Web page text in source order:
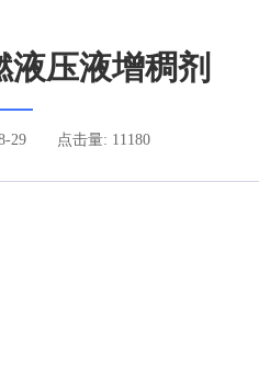
压液增稠剂
29 点击量: 11180